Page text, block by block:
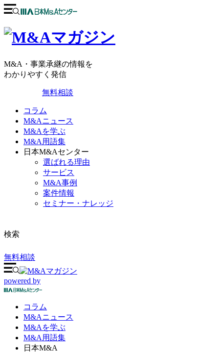
M&A・事業承継の情報を
わかりやすく発信
無料相談
コラム
M&Aニュース
M&Aを学ぶ
M&A用語集
日本M&Aセンター
選ばれる理由
サービス
M&A事例
案件情報
セミナー・ナレッジ
検索
無料相談
powered by
コラム
M&Aニュース
M&Aを学ぶ
M&A 用語集
日本M&A